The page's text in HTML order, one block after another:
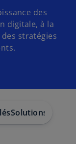
des
digitale, à la
stratégies
Solutions